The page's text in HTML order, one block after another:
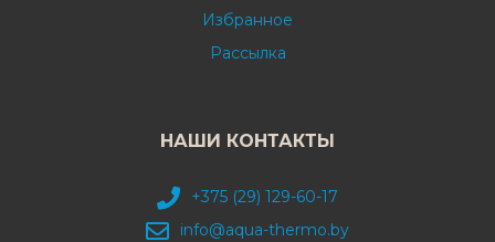
Избранное
Рассылка
НАШИ КОНТАКТЫ
+375 (29) 129-60-17
info@aqua-thermo.by